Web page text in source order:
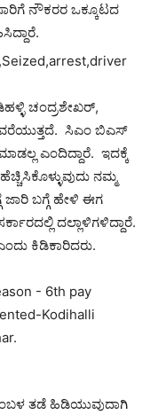
ನೌಕರರ ಒಕ್ಕೂಟದ
ಚಂದ್ರಶೇಖರ್,
ಸಿಎಂ ಬಿಎಸ್
ಎಂದಿದ್ದಾರೆ. ಇದಕ್ಕೆ
ನಮ್ಮ
ಬಗ್ಗೆ ಹೇಳಿ ಈಗ
ದಲ್ಲಾಳಿಗಳಿದ್ದಾರೆ.
ಕಿಡಿಕಾರಿದರು.
ತಡೆ ಹಿಡಿಯುವುದಾಗಿ